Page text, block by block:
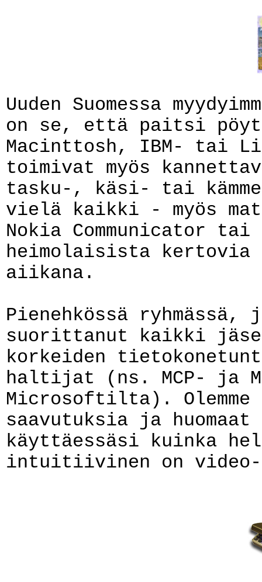
Uuden Suomessa
on se, että paitsi
Macinttosh, IBM- tai
toimivat myös
tasku-, käsi- tai
vielä kaikki - myös
Nokia Communicator
heimolaisista kertovia
aiikana.
Pienehkössä
suorittanut kaikki
korkeiden
haltijat (ns. MCP- ja
Microsoftilta).
saavutuksia ja huomaat
käyttäessäsi kuinka
intuitiivinen on video-